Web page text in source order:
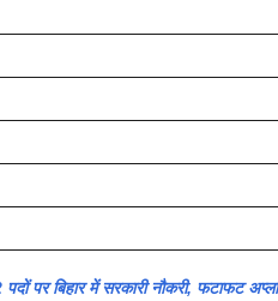
पर बिहार में सरकारी नौकरी, फटाफट